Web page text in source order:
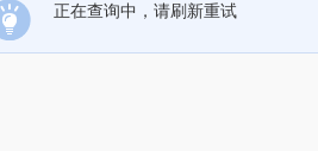
正在查询中，请刷新重试